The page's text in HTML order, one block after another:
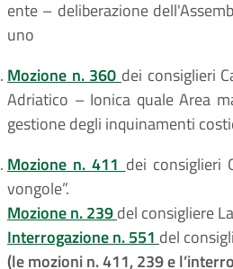
ente – deliberazione
uno
Mozione n. 360 dei consiglieri
Adriatico – Ionica quale Area
gestione degli inquinamenti
Mozione n. 411 dei consiglieri
vongole”.
Mozione n. 239del consigliere
Interrogazione n. 551 del
(le mozioni n. 411, 239 e